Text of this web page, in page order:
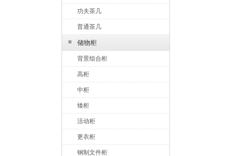
功夫茶几
普通茶几
■ 储物柜
背景组合柜
高柜
中柜
矮柜
活动柜
更衣柜
钢制文件柜